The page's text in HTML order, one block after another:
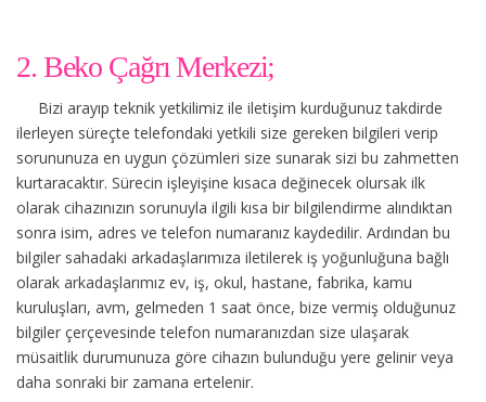
2. Beko Çağrı Merkezi;
Bizi arayıp teknik yetkilimiz ile iletişim kurduğunuz takdirde
ilerleyen süreçte telefondaki yetkili size gereken bilgileri verip
sorununuza en uygun çözümleri size sunarak sizi bu zahmetten
kurtaracaktır. Sürecin işleyişine kısaca değinecek olursak ilk
olarak cihazınızın sorunuyla ilgili kısa bir bilgilendirme alındıktan
sonra isim, adres ve telefon numaranız kaydedilir. Ardından bu
bilgiler sahadaki arkadaşlarımıza iletilerek iş yoğunluğuna bağlı
olarak arkadaşlarımız ev, iş, okul, hastane, fabrika, kamu
kuruluşları, avm, gelmeden 1 saat önce, bize vermiş olduğunuz
bilgiler çerçevesinde telefon numaranızdan size ulaşarak
müsaitlik durumunuza göre cihazın bulunduğu yere gelinir veya
daha sonraki bir zamana ertelenir.